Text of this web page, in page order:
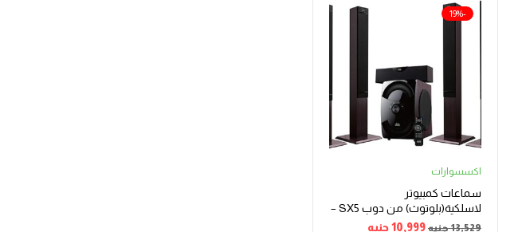
-19%
اكسسوارات
سماعات كمبيوتر
لاسلكية(بلوتوث) من دوب SX5 –
اسود
13,529جنيه 10,999جنيه